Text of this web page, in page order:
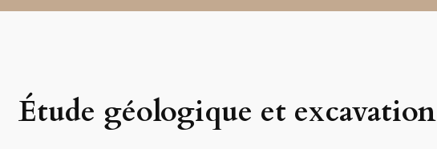
Étude géologique et excavation